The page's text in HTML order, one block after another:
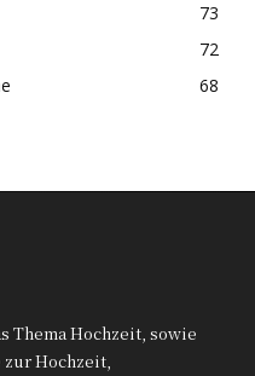
73
72
68
Thema Hochzeit, sowie
Hochzeit,